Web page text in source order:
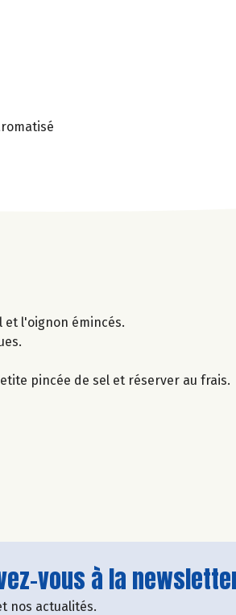
et l'oignon émincés.
pincée de sel et réserver au frais.
vous à la
nos actualités.